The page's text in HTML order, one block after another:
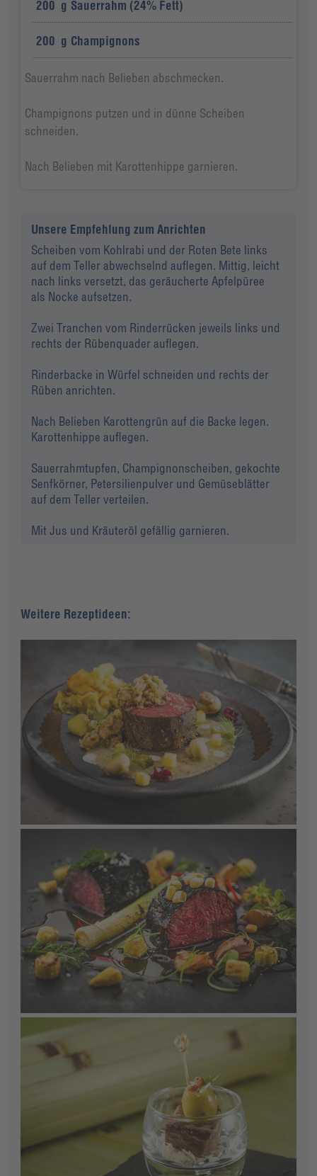
200 g Sauerrahm (24% Fett)
200 g Champignons
Sauerrahm nach Belieben abschmecken.
Champignons putzen und in dünne Scheiben
schneiden.
Nach Belieben mit Karottenhippe garnieren.
Unsere Empfehlung zum Anrichten
Scheiben vom Kohlrabi und der Roten Bete links
auf dem Teller abwechselnd auflegen. Mittig, leicht
nach links versetzt, das geräucherte Apfelpüree
als Nocke aufsetzen.
Zwei Tranchen vom Rinderrücken jeweils links und
rechts der Rübenquader auflegen.
Rinderbacke in Würfel schneiden und rechts der
Rüben anrichten.
Nach Belieben Karottengrün auf die Backe legen.
Karottenhippe auflegen.
Sauerrahmtupfen, Champignonscheiben, gekochte
Senfkörner, Petersilienpulver und Gemüseblätter
auf dem Teller verteilen.
Mit Jus und Kräuteröl gefällig garnieren.
Weitere Rezeptideen: